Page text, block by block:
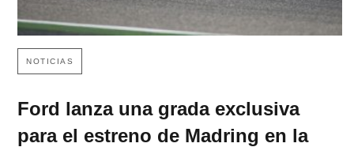
NOTICIAS
Ford lanza una grada exclusiva
para el estreno de Madring en la